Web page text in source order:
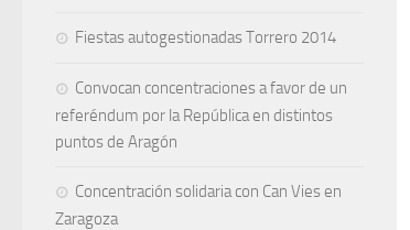
Fiestas autogestionadas Torrero 2014
Convocan concentraciones a favor de un
referéndum por la República en distintos
puntos de Aragón
Concentración solidaria con Can Vies en
Zaragoza